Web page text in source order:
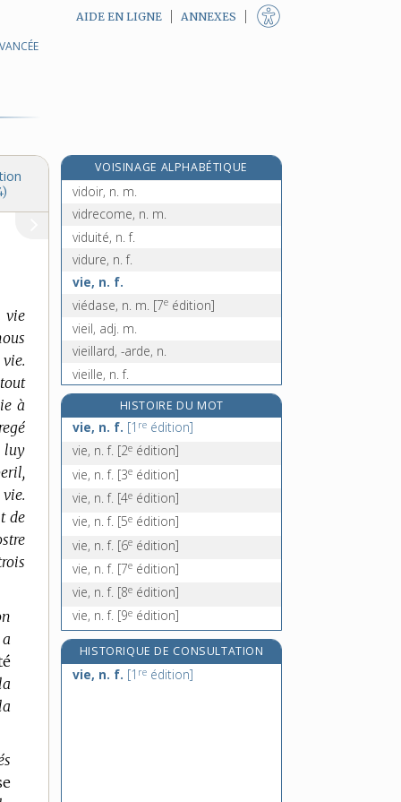
AIDE EN LIGNE ANNEXES
vie
à
luy
de
VOISINAGE ALPHABÉTIQUE
vidimus, n. m.
vidoir, n. m.
vidrecome, n. m.
viduité, n. f.
vidure, n. f.
vie, n. f.
viédase, n. m. [7e édition]
vieil, adj. m.
vieillard, -arde, n.
vieille, n. f.
vieillement, adv.[7eédition]
vieillerie, n. f.
vieillesse, n. f.
vieillir, v. intr. et tr.
HISTOIRE DU MOT
vie, n. f. [1 re édition]
vie, n. f. [2e édition]
vie, n. f. [3e édition]
vie, n. f. [4e édition]
vie, n. f. [5e édition]
vie, n. f. [6e édition]
vie, n. f. [7e édition]
vie, n. f. [8e édition]
vie, n. f. [9e édition]
HISTORIQUE DE CONSULTATION
vie, n. f. [1 re édition]